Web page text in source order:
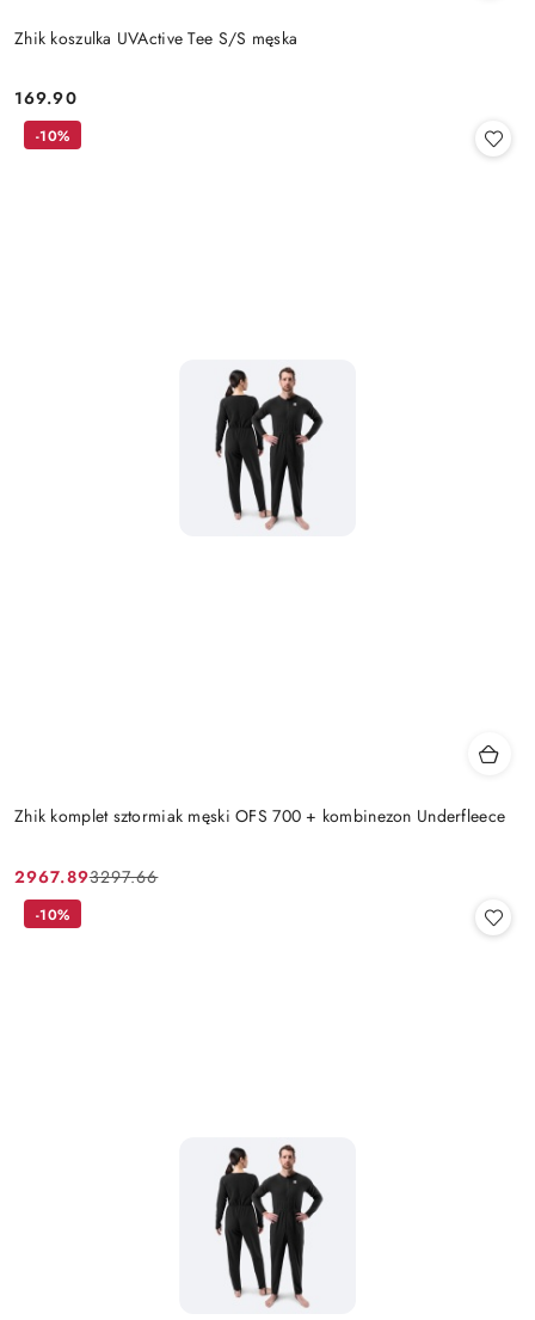
Zhik koszulka UVActive Tee S/S męska
Cena:
169.90
Zhik komplet sztormiak męski OFS 700 + kombinezon Underfleece
Cena
promocyjna:
2967.89
Cena
przed
3297.66
-10%
-10%